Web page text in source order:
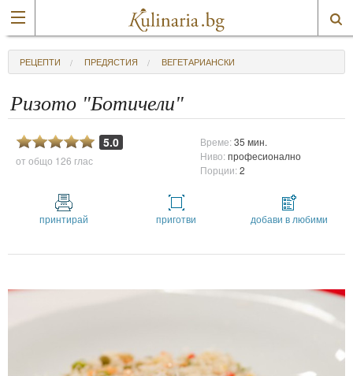
РЕЦЕПТИ ПРЕДЯСТИЯ ВЕГЕТАРИАНСКИ
Ризото "Ботичели"
5.0
от общо 126 глас
Време:35 мин.
Ниво:професионално
Порции:2
принтирай приготви добави в любими